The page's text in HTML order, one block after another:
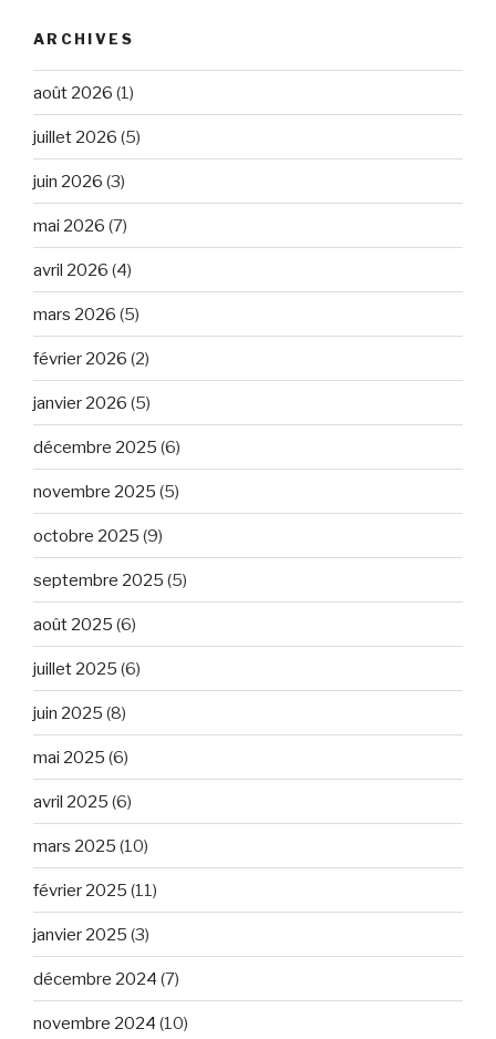
ARCHIVES
août 2026 (1)
juillet 2026 (5)
juin 2026 (3)
mai 2026 (7)
avril 2026 (4)
mars 2026 (5)
février 2026 (2)
janvier 2026 (5)
décembre 2025 (6)
novembre 2025 (5)
octobre 2025 (9)
septembre 2025 (5)
août 2025 (6)
juillet 2025 (6)
juin 2025 (8)
mai 2025 (6)
avril 2025 (6)
mars 2025 (10)
février 2025 (11)
janvier 2025 (3)
décembre 2024 (7)
novembre 2024 (10)